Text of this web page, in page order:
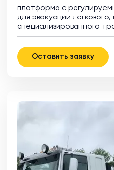
платформа с
для эвакуации легкового,
специализированного
Оставить заявку